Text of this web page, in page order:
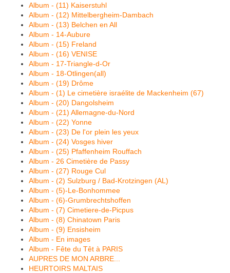
Album - (11) Kaiserstuhl
Album - (12) Mittelbergheim-Dambach
Album - (13) Belchen en All
Album - 14-Aubure
Album - (15) Freland
Album - (16) VENISE
Album - 17-Triangle-d-Or
Album - 18-Otlingen(all)
Album - (19) Drôme
Album - (1) Le cimetière israélite de Mackenheim (67)
Album - (20) Dangolsheim
Album - (21) Allemagne-du-Nord
Album - (22) Yonne
Album - (23) De l'or plein les yeux
Album - (24) Vosges hiver
Album - (25) Pfaffenheim Rouffach
Album - 26 Cimetière de Passy
Album - (27) Rouge Cul
Album - (2) Sulzburg / Bad-Krotzingen (AL)
Album - (5)-Le-Bonhommee
Album - (6)-Grumbrechtshoffen
Album - (7) Cimetiere-de-Picpus
Album - (8) Chinatown Paris
Album - (9) Ensisheim
Album - En images
Album - Fête du Têt à PARIS
AUPRES DE MON ARBRE...
HEURTOIRS MALTAIS